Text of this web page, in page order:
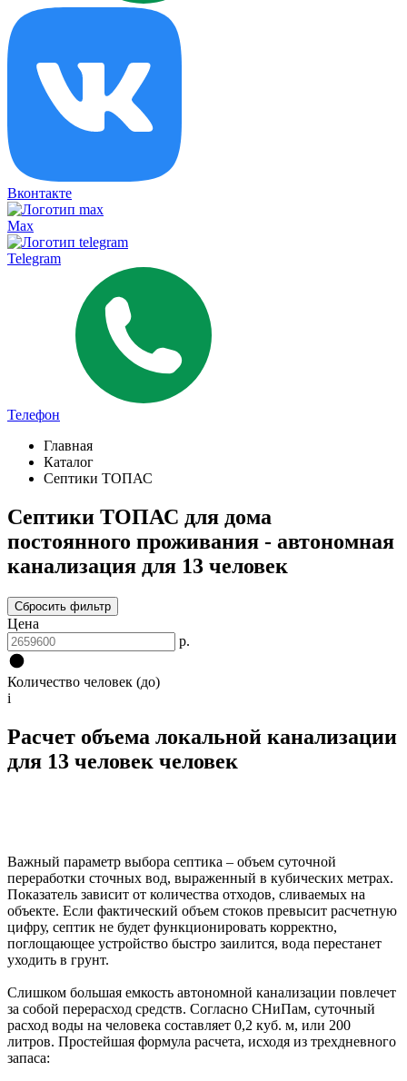
Вконтакте
Max
Telegram
Телефон
Главная
Каталог
Септики ТОПАС
Септики ТОПАС для дома
постоянного проживания - автономная
канализация для 13 человек
Сбросить фильтр
Цена
р.
Количество человек (до)
i
Расчет объема локальной канализации
для 13 человек человек
Важный параметр выбора септика – объем суточной
переработки сточных вод, выраженный в кубических метрах.
Показатель зависит от количества отходов, сливаемых на
объекте. Если фактический объем стоков превысит расчетную
цифру, септик не будет функционировать корректно,
поглощающее устройство быстро заилится, вода перестанет
уходить в грунт.
Слишком большая емкость автономной канализации повлечет
за собой перерасход средств. Согласно СНиПам, суточный
расход воды на человека составляет 0,2 куб. м, или 200
литров. Простейшая формула расчета, исходя из трехдневного
запаса: